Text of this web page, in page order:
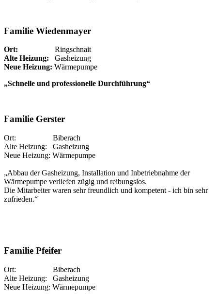
Familie Wiedenmayer
Ort: Ringschnait
Alte Heizung: Gasheizung
Neue Heizung: Wärmepumpe
„Schnelle und professionelle Durchführung“
Familie Gerster
Ort: Biberach
Alte Heizung: Gasheizung
Neue Heizung: Wärmepumpe
„Abbau der Gasheizung, Installation und Inbetriebnahme der
Wärmepumpe verliefen zügig und reibungslos.
Die Mitarbeiter waren sehr freundlich und kompetent - ich bin sehr
zufrieden.“
Familie Pfeifer
Ort: Biberach
Alte Heizung: Gasheizung
Neue Heizung: Wärmepumpe